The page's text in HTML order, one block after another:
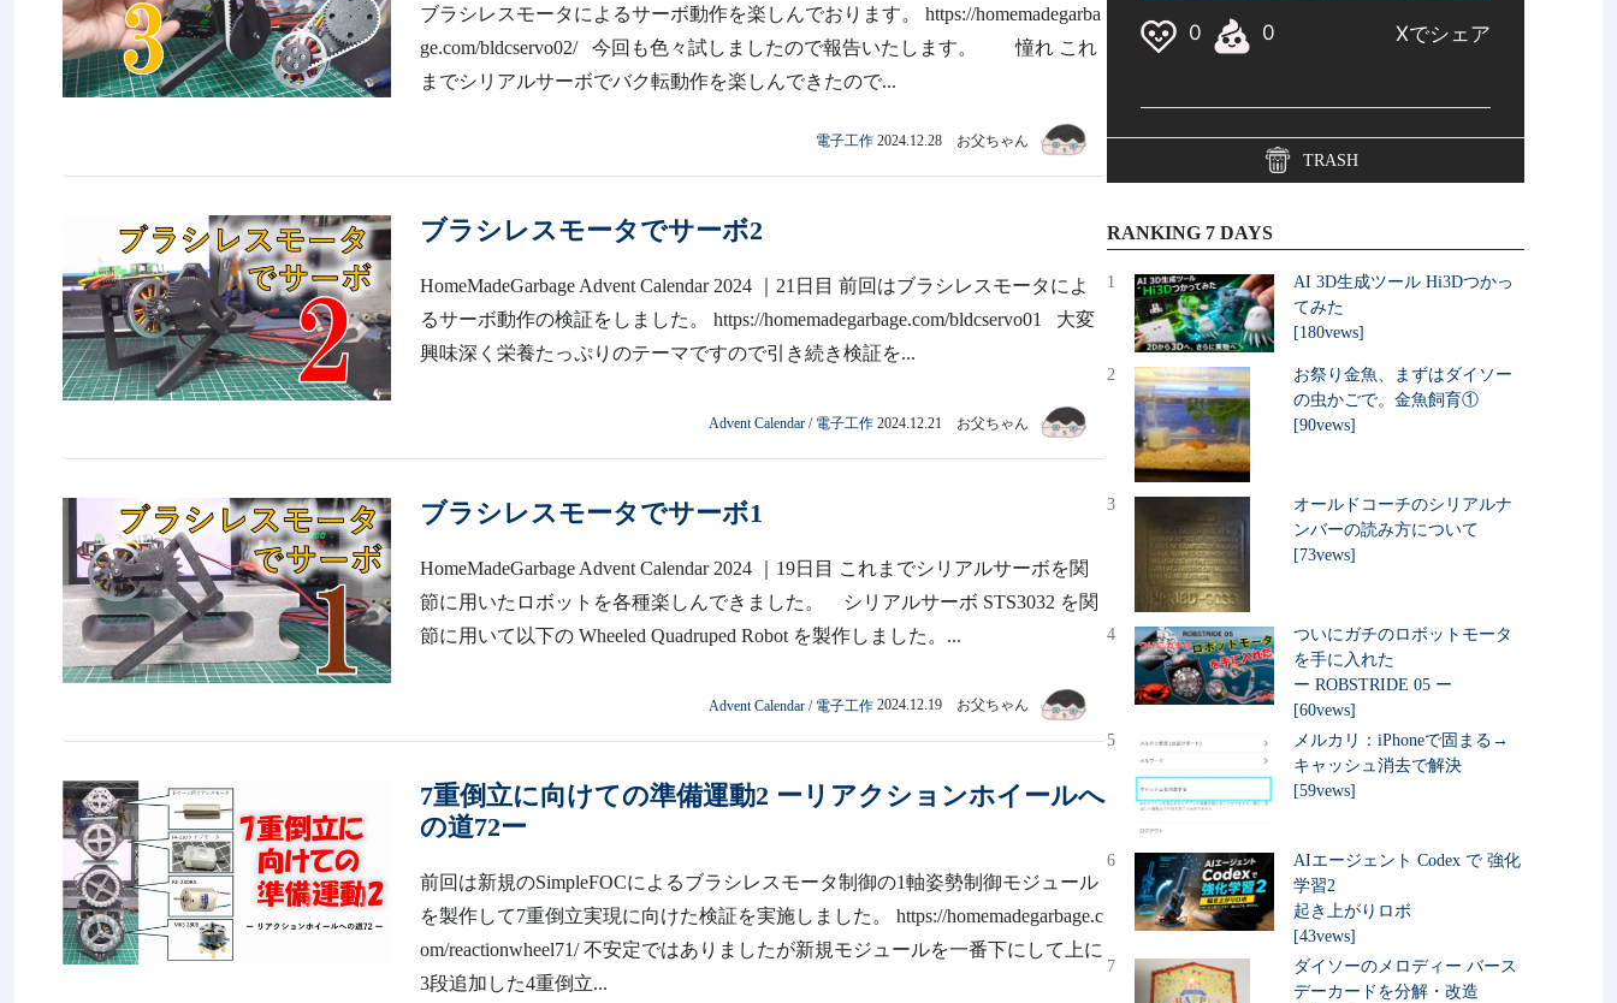
ブラシレスモータによるサーボ動作を楽しんでおります。 https://homemadegarba
ge.com/bldcservo02/ 今回も色々試しましたので報告いたします。 憧れ これ
までシリアルサーボでバク転動作を楽しんできたので...
電子工作 2024.12.28 お父ちゃん
ブラシレスモータでサーボ2
HomeMadeGarbage Advent Calendar 2024 ｜21日目 前回はブラシレスモータによ
るサーボ動作の検証をしました。 https://homemadegarbage.com/bldcservo01 大変
興味深く栄養たっぷりのテーマですので引き続き検証を...
Advent Calendar / 電子工作 2024.12.21 お父ちゃん
ブラシレスモータでサーボ1
HomeMadeGarbage Advent Calendar 2024 ｜19日目 これまでシリアルサーボを関
節に用いたロボットを各種楽しんできました。 シリアルサーボ STS3032 を関
節に用いて以下の Wheeled Quadruped Robot を製作しました。...
Advent Calendar / 電子工作 2024.12.19 お父ちゃん
7重倒立に向けての準備運動2 ーリアクションホイールへ
の道72ー
前回は新規のSimpleFOCによるブラシレスモータ制御の1軸姿勢制御モジュール
を製作して7重倒立実現に向けた検証を実施しました。 https://homemadegarbage.c
om/reactionwheel71/ 不安定ではありましたが新規モジュールを一番下にして上に
3段追加した4重倒立...
TRASH
RANKING 7 DAYS
1
AI 3D生成ツール Hi3Dつかっ
てみた
[180vews]
2
お祭り金魚、まずはダイソー
の虫かごで。金魚飼育①
[90vews]
3
オールドコーチのシリアルナ
ンバーの読み方について
[73vews]
4
ついにガチのロボットモータ
を手に入れた
ー ROBSTRIDE 05 ー
[60vews]
5
メルカリ：iPhoneで固まる→
キャッシュ消去で解決
[59vews]
6
AIエージェント Codex で 強化
学習2
起き上がりロボ
[43vews]
7
ダイソーのメロディー バース
デーカードを分解・改造